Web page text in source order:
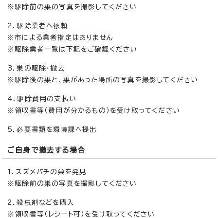
※駆除前の巣の写真を撮影してください
2．駆除業者へ依頼
※市による業者指定はありません
※駆除業者一覧は下記をご確認ください
3．巣の駆除・撤去
※駆除後の巣と、巣があった場所の写真を撮影してください
4．駆除費用の支払い
※領収書等（費用が分かるもの）を受け取ってください
5．必要書類を環境課へ提出
ご自身で撤去する場合
1．スズメバチの巣を発見
※駆除前の巣の写真を撮影してください
2．殺虫剤などを購入
※領収書等（レシート可）を受け取ってください